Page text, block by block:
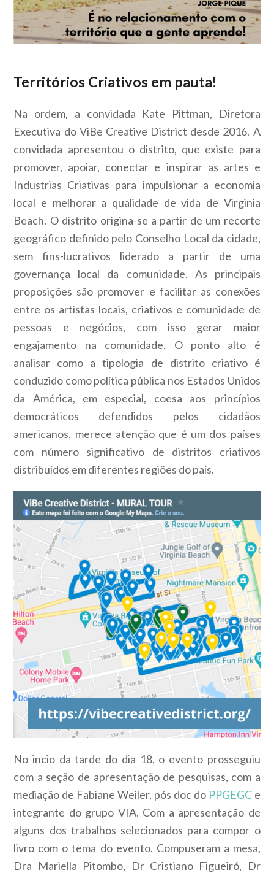
Territórios Criativos em pauta!
Na ordem, a convidada Kate Pittman, Diretora
Executiva do ViBe Creative District desde 2016. A
convidada apresentou o distrito, que existe para
promover, apoiar, conectar e inspirar as artes e
Industrias Criativas para impulsionar a economia
local e melhorar a qualidade de vida de Virginia
Beach. O distrito origina-se a partir de um recorte
geográfico definido pelo Conselho Local da cidade,
sem fins-lucrativos liderado a partir de uma
governança local da comunidade. As principais
proposições são promover e facilitar as conexões
entre os artistas locais, criativos e comunidade de
pessoas e negócios, com isso gerar maior
engajamento na comunidade. O ponto alto é
analisar como a tipologia de distrito criativo é
conduzido como política pública nos Estados Unidos
da América, em especial, coesa aos princípios
democráticos defendidos pelos cidadãos
americanos, merece atenção que é um dos países
com número significativo de distritos criativos
distribuídos em diferentes regiões do país.
No incio da tarde do dia 18, o evento prosseguiu
com a seção de apresentação de pesquisas, com a
mediação de Fabiane Weiler, pós doc do PPGEGCe
integrante do grupo VIA. Com a apresentação de
alguns dos trabalhos selecionados para compor o
livro com o tema do evento. Compuseram a mesa,
Dra Mariella Pitombo, Dr Cristiano Figueiró, Dr